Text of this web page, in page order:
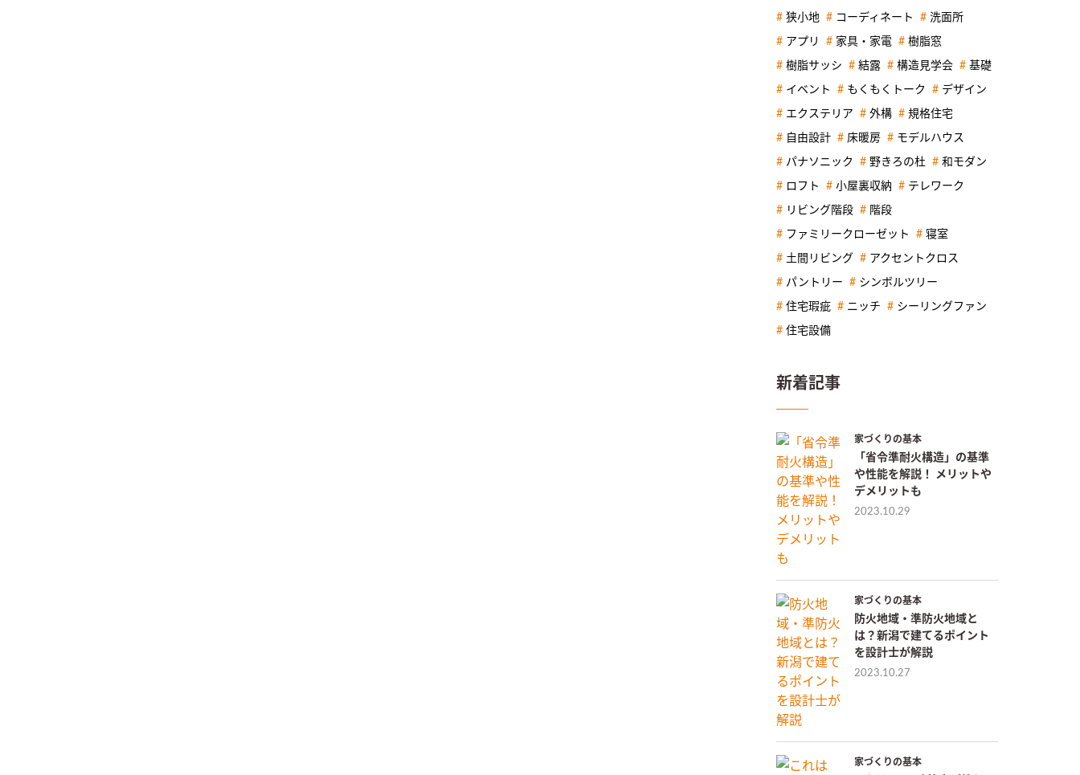
狭小地 コーディネート 洗面所
アプリ 家具・家電 樹脂窓
樹脂サッシ 結露 構造見学会 基礎
イベント もくもくトーク デザイン
エクステリア 外構 規格住宅
自由設計 床暖房 モデルハウス
パナソニック 野きろの杜 和モダン
ロフト 小屋裏収納 テレワーク
リビング階段 階段
ファミリークローゼット 寝室
土間リビング アクセントクロス
パントリー シンボルツリー
住宅瑕疵 ニッチ シーリングファン
住宅設備
新着記事
家づくりの基本
「省令準耐火構造」の基準
や性能を解説！ メリットや
デメリットも
2023.10.29
家づくりの基本
防火地域・準防火地域と
は？新潟で建てるポイント
を設計士が解説
2023.10.27
家づくりの基本